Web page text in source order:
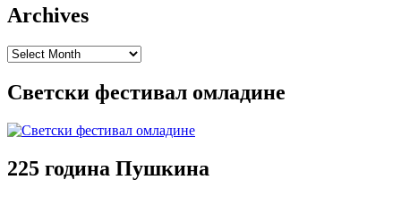
Archives
Archives
Светски фестивал омладине
225 година Пушкина